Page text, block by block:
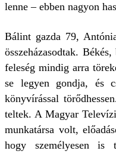
lenne – ebben nagyon
Bálint gazda 79,
összeházasodtak.
feleség mindig arra
se legyen gondja, és
könyvírással
teltek. A Magyar
munkatársa volt,
hogy személyesen is